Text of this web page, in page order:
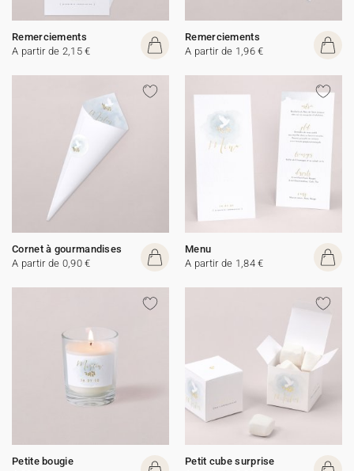
Remerciements
A partir de 2,15 €
Remerciements
A partir de 1,96 €
Cornet à gourmandises
A partir de 0,90 €
Menu
A partir de 1,84 €
Petite bougie
Petit cube surprise